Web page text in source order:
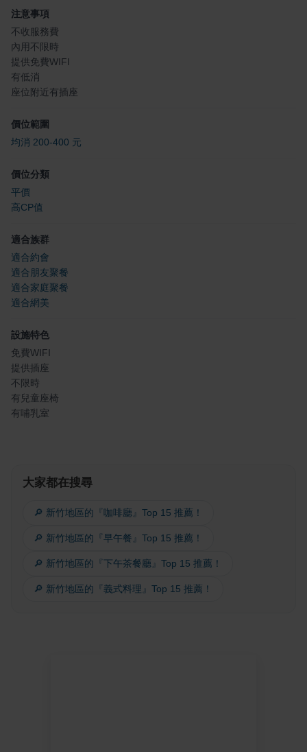
注意事項
不收服務費
內用不限時
提供免費WIFI
有低消
座位附近有插座
價位範圍
均消 200-400 元
價位分類
平價
高CP值
適合族群
適合約會
適合朋友聚餐
適合家庭聚餐
適合網美
設施特色
免費WIFI
提供插座
不限時
有兒童座椅
有哺乳室
大家都在搜尋
🔎 新竹地區的『咖啡廳』Top 15 推薦！
🔎 新竹地區的『早午餐』Top 15 推薦！
🔎 新竹地區的『下午茶餐廳』Top 15 推薦！
🔎 新竹地區的『義式料理』Top 15 推薦！